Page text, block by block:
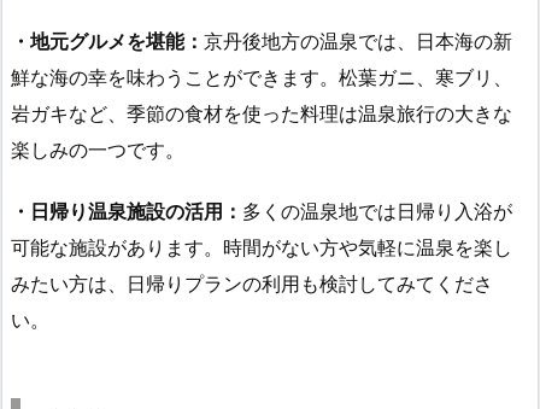
・地元グルメを堪能： 京丹後地方の温泉では、日本海の新
鮮な海の幸を味わうことができます。松葉ガニ、寒ブリ、
岩ガキなど、季節の食材を使った料理は温泉旅行の大きな
楽しみの一つです。
・日帰り温泉施設の活用： 多くの温泉地では日帰り入浴が
可能な施設があります。時間がない方や気軽に温泉を楽し
みたい方は、日帰りプランの利用も検討してみてくださ
い。